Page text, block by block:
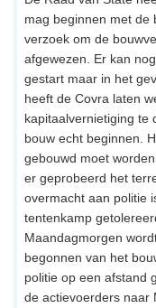
mag beginnen met de
verzoek om de
afgewezen. Er kan
gestart maar in het
heeft de Covra laten
kapitaalvernietiging te
bouw echt beginnen.
gebouwd moet
er geprobeerd het
overmacht aan politie
tentenkamp
Maandagmorgen
begonnen van het
politie op een afstand
de actievoerders naar